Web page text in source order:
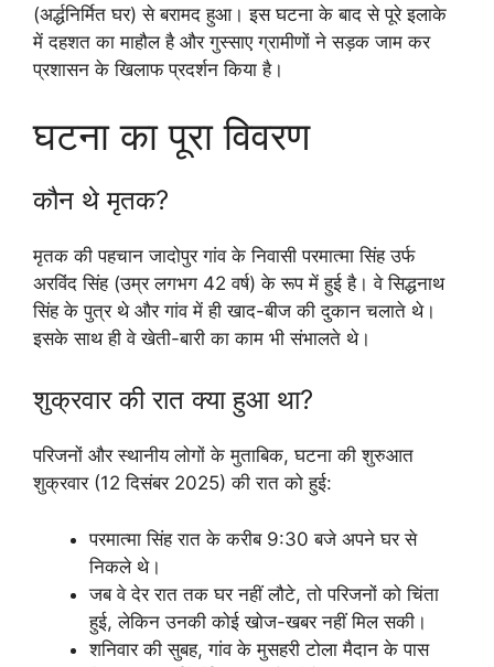
(अर्द्धनिर्मित घर) से बरामद हुआ। इस घटना के बाद से पूरे इलाके
में दहशत का माहौल है और गुस्साए ग्रामीणों ने सड़क जाम कर
प्रशासन के खिलाफ प्रदर्शन किया है।
घटना का पूरा विवरण
कौन थे मृतक?
मृतक की पहचान जादोपुर गांव के निवासी परमात्मा सिंह उर्फ
अरविंद सिंह (उम्र लगभग 42 वर्ष) के रूप में हुई है। वे सिद्धनाथ
सिंह के पुत्र थे और गांव में ही खाद-बीज की दुकान चलाते थे।
इसके साथ ही वे खेती-बारी का काम भी संभालते थे।
शुक्रवार की रात क्या हुआ था?
परिजनों और स्थानीय लोगों के मुताबिक, घटना की शुरुआत
शुक्रवार (12 दिसंबर 2025) की रात को हुई:
परमात्मा सिंह रात के करीब 9:30 बजे अपने घर से
निकले थे।
जब वे देर रात तक घर नहीं लौटे, तो परिजनों को चिंता
हुई, लेकिन उनकी कोई खोज-खबर नहीं मिल सकी।
शनिवार की सुबह, गांव के मुसहरी टोला मैदान के पास